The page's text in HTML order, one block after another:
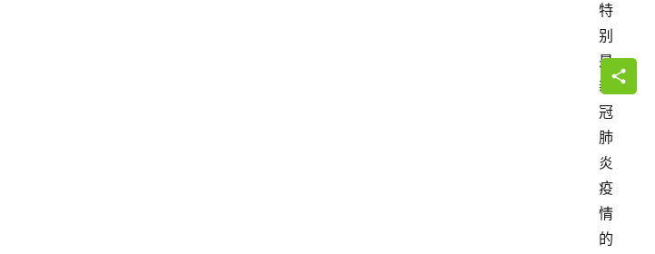
特
别
是
新
冠
肺
炎
疫
情
的